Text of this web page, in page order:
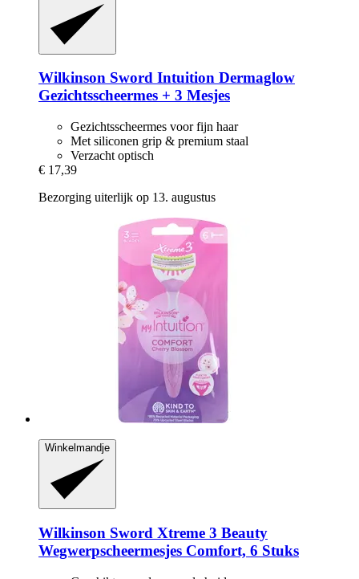
Wilkinson Sword Intuition Dermaglow
Gezichtsscheermes + 3 Mesjes
Gezichtsscheermes voor fijn haar
Met siliconen grip & premium staal
Verzacht optisch
€ 17,39
Bezorging uiterlijk op 13. augustus
Winkelmandje
Wilkinson Sword Xtreme 3 Beauty
Wegwerpscheermesjes Comfort, 6 Stuks